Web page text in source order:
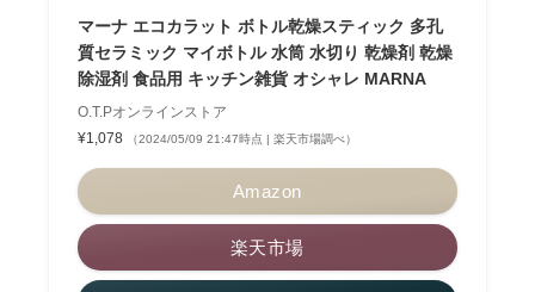
マーナ エコカラット ボトル乾燥スティック 多孔
質セラミック マイボトル 水筒 水切り 乾燥剤 乾燥
除湿剤 食品用 キッチン雑貨 オシャレ MARNA
O.T.Pオンラインストア
¥1,078
（2024/05/09 21:47時点 | 楽天市場調べ）
Amazon
楽天市場